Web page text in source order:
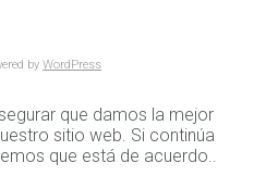
by WordPress
que damos la mejor
sitio web. Si continúa
que está de acuerdo..